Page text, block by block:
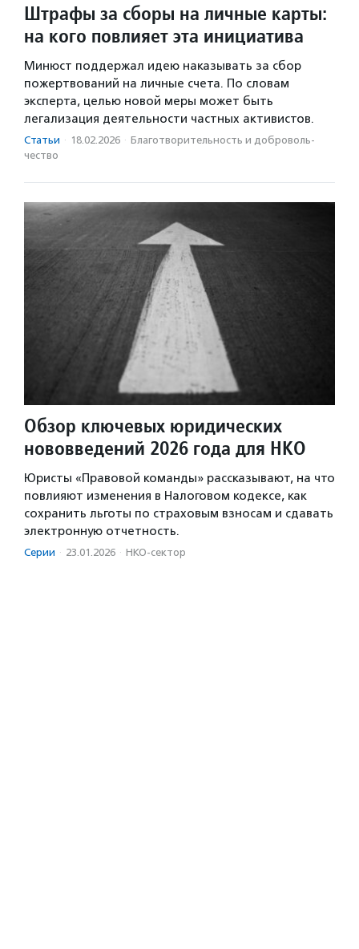
Штрафы за сборы на личные карты:
на кого повлияет эта инициатива
Минюст поддержал идею наказывать за сбор
пожертвований на личные счета. По словам
эксперта, целью новой меры может быть
легализация деятельности частных активистов.
Статьи · 18.02.2026 · Благотвори­тель­ность и доброволь­
чест­во
Обзор ключевых юридических
нововведений 2026 года для НКО
Юристы «Правовой команды» рассказывают, на что
повлияют изменения в Налоговом кодексе, как
сохранить льготы по страховым взносам и сдавать
электронную отчетность.
Серии · 23.01.2026 · НКО-сектор